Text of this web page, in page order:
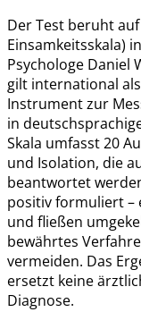
Der Test beruht auf
Einsamkeitsskala)
Psychologe Daniel
gilt international
Instrument zur
in
Skala umfasst 20
und Isolation, die
beantwortet
positiv formuliert –
und fließen
bewährtes
vermeiden. Das
ersetzt keine
Diagnose.